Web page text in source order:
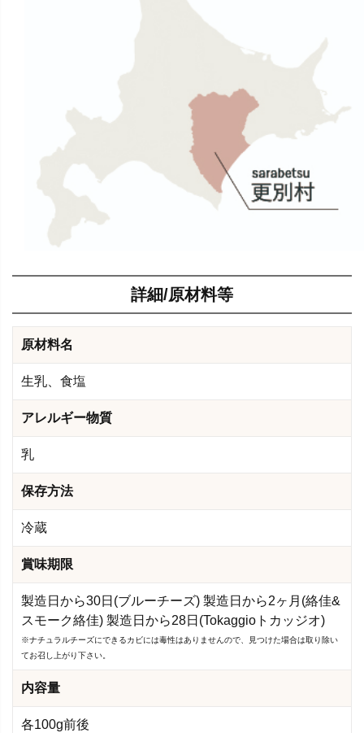
詳細/原材料等
原材料名
生乳、食塩
アレルギー物質
乳
保存方法
冷蔵
賞味期限
製造日から30日(ブルーチーズ) 製造日から2ヶ月(絡佳&
スモーク絡佳) 製造日から28日(Tokaggioトカッジオ)
※ナチュラルチーズにできるカビには毒性はありませんので、見つけた場合は取り除い
てお召し上がり下さい。
内容量
各100g前後